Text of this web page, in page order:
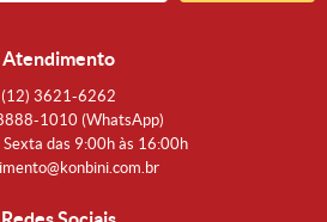
Atendimento
(12) 3621-6262
1010 (WhatsApp)
Sexta das 9:00h às 16:00h